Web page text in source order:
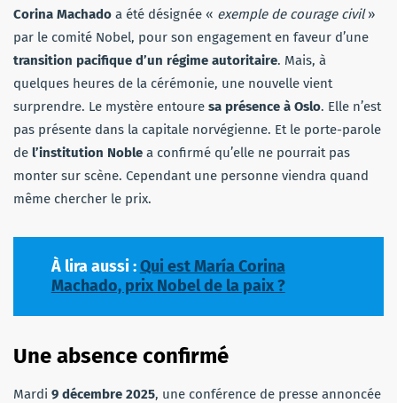
Corina Machado a été désignée « exemple de courage civil»
par le comité Nobel, pour son engagement en faveur d’une
transition pacifique d’un régime autoritaire. Mais, à
quelques heures de la cérémonie, une nouvelle vient
surprendre. Le mystère entoure sa présence à Oslo. Elle n’est
pas présente dans la capitale norvégienne. Et le porte-parole
de l’institution Noble a confirmé qu’elle ne pourrait pas
monter sur scène. Cependant une personne viendra quand
même chercher le prix.
À lira aussi :Qui est María Corina
Machado, prix Nobel de la paix ?
Une absence confirmé
Mardi 9 décembre 2025, une conférence de presse annoncée